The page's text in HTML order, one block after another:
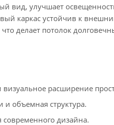
вид, улучшает
каркас устойчив к
делает потолок
расширение
объемная структура.
дизайна.